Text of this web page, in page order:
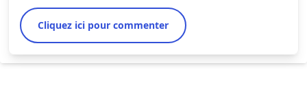
Cliquez ici pour commenter